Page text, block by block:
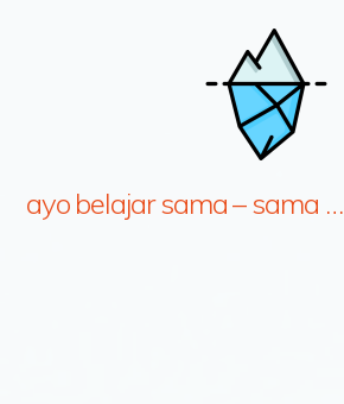
ayo belajar sama – sama …